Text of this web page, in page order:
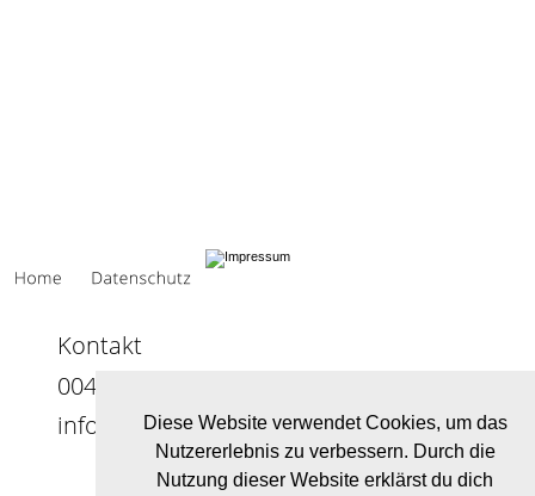
Diese Website verwendet Cookies, um das
Nutzererlebnis zu verbessern. Durch die
Nutzung dieser Website erklärst du dich
Kontakt
0049 9127 / 95599-0
info@scan-tec.de